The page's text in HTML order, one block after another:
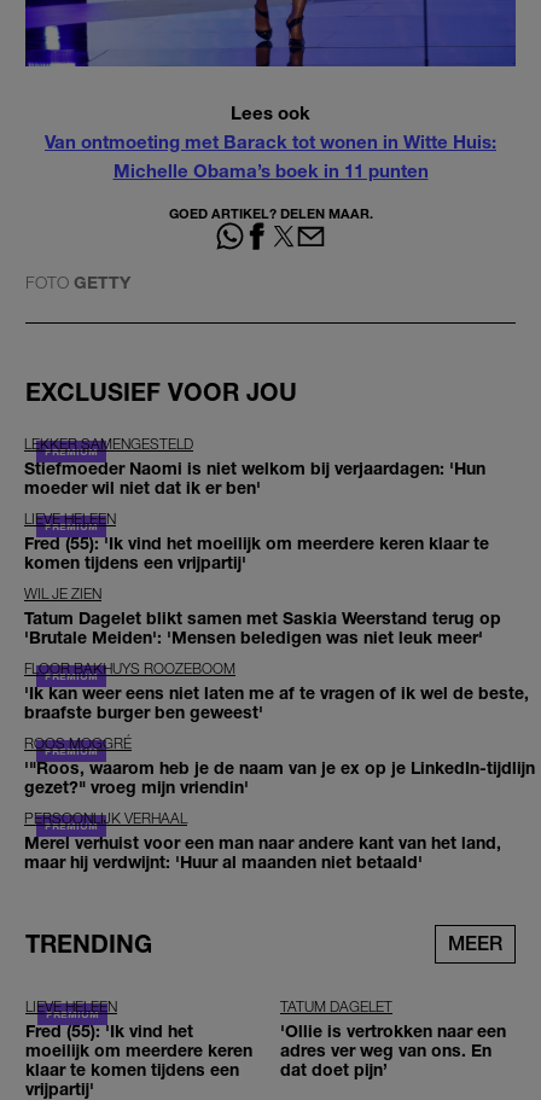
Lees ook
Van ontmoeting met Barack tot wonen in Witte Huis:
Michelle Obama’s boek in 11 punten
GOED ARTIKEL? DELEN MAAR.
FOTO GETTY
EXCLUSIEF VOOR JOU
LEKKER SAMENGESTELD
Stiefmoeder Naomi is niet welkom bij verjaardagen: 'Hun
moeder wil niet dat ik er ben'
LIEVE HELEEN
Fred (55): 'Ik vind het moeilijk om meerdere keren klaar te
komen tijdens een vrijpartij'
WIL JE ZIEN
Tatum Dagelet blikt samen met Saskia Weerstand terug op
'Brutale Meiden': 'Mensen beledigen was niet leuk meer'
FLOOR BAKHUYS ROOZEBOOM
'Ik kan weer eens niet laten me af te vragen of ik wel de beste,
braafste burger ben geweest'
ROOS MOGGRÉ
'"Roos, waarom heb je de naam van je ex op je LinkedIn-tijdlijn
gezet?" vroeg mijn vriendin'
PERSOONLIJK VERHAAL
Merel verhuist voor een man naar andere kant van het land,
maar hij verdwijnt: 'Huur al maanden niet betaald'
TRENDING MEER
LIEVE HELEEN
Fred (55): 'Ik vind het
moeilijk om meerdere keren
klaar te komen tijdens een
vrijpartij'
TATUM DAGELET
'Ollie is vertrokken naar een
adres ver weg van ons. En
dat doet pijn’